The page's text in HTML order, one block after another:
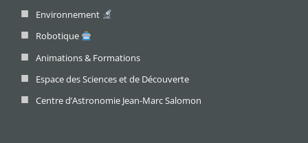
Environnement
Robotique
Animations & Formations
Espace des Sciences et de Découverte
Centre d’Astronomie Jean-Marc Salomon